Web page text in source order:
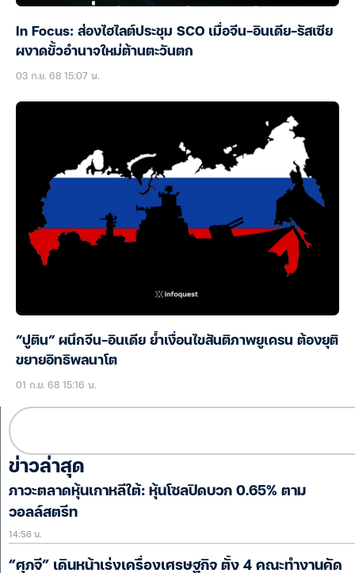
In Focus: ส่องไฮไลต์ประชุม SCO เมื่อจีน-อินเดีย-รัสเซีย
ผงาดขั้วอำนาจใหม่ต้านตะวันตก
03 ก.ย. 68 15:07 น.
“ปูติน” ผนึกจีน-อินเดีย ย้ำเงื่อนไขสันติภาพยูเครน ต้องยุติ
ขยายอิทธิพลนาโต
01 ก.ย. 68 15:16 น.
ข่าวล่าสุด
ภาวะตลาดหุ้นเกาหลีใต้: หุ้นโซลปิดบวก 0.65% ตาม
วอลล์สตรีท
14:56 น.
“ศุภจี” เดินหน้าเร่งเครื่องเศรษฐกิจ ตั้ง 4 คณะทำงานคัด